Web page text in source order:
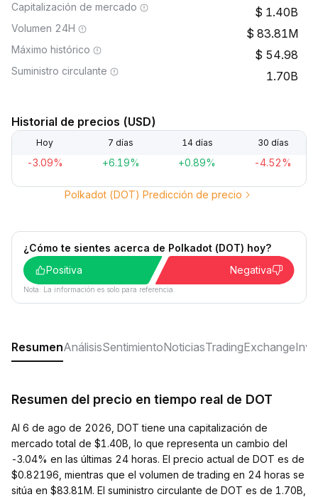
Capitalización de mercado 1.40B
Volumen 24H 83.81M
Máximo histórico 54.98
Suministro circulante 1.70B
Historial de precios (USD)
Hoy 7 días 14 días 30 días
-3.09% +6.19% +0.89% -4.52%
Polkadot (DOT) Predicción de precio
¿Cómo te sientes acerca de Polkadot (DOT) hoy?
Positiva
Negativa
Nota: La información es solo para referencia.
ResumenAnálisisSentimientoNoticiasTradingExchange
Resumen del precio en tiempo real de DOT
Al 6 de ago de 2026, DOT tiene una capitalización de
mercado total de $1.40B, lo que representa un cambio del
-3.04% en las últimas 24 horas. El precio actual de DOT es de
$0.82196, mientras que el volumen de trading en 24 horas se
sitúa en $83.81M. El suministro circulante de DOT es de 1.70B,